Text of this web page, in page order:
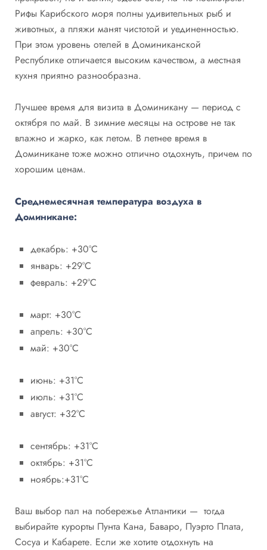
Рифы Карибского моря полны удивительных рыб и
животных, а пляжи манят чистотой и уединенностью.
При этом уровень отелей в Доминиканской
Республике отличается высоким качеством, а местная
кухня приятно разнообразна.
Лучшее время для визита в Доминикану — период с
октября по май. В зимние месяцы на острове не так
влажно и жарко, как летом. В летнее время в
Доминикане тоже можно отлично отдохнуть, причем по
хорошим ценам.
Cреднемесячная температура воздуха в
Доминикане:
декабрь: +30°C
январь: +29°C
февраль: +29°C
март: +30°C
апрель: +30°C
май: +30°C
июнь: +31°C
июль: +31°C
август: +32°C
сентябрь: +31°C
октябрь: +31°C
ноябрь:+31°C
Ваш выбор пал на побережье Атлантики — тогда
выбирайте курорты Пунта Кана, Баваро, Пуэрто Плата,
Сосуа и Кабарете. Если же хотите отдохнуть на